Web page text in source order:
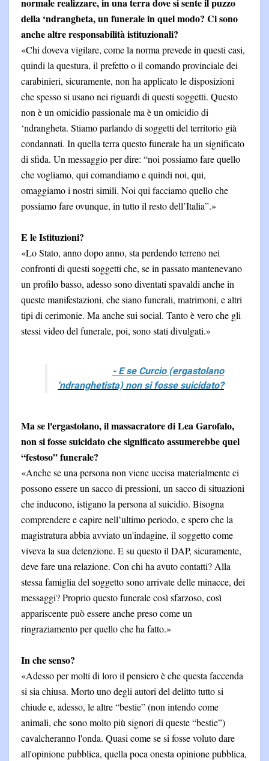
normale realizzare, in una terra dove si sente il puzzo
della ‘ndrangheta, un funerale in quel modo? Ci sono
anche altre responsabilità istituzionali?
«Chi doveva vigilare, come la norma prevede in questi casi,
quindi la questura, il prefetto o il comando provinciale dei
carabinieri, sicuramente, non ha applicato le disposizioni
che spesso si usano nei riguardi di questi soggetti. Questo
non è un omicidio passionale ma è un omicidio di
‘ndrangheta. Stiamo parlando di soggetti del territorio già
condannati. In quella terra questo funerale ha un significato
di sfida. Un messaggio per dire: “noi possiamo fare quello
che vogliamo, qui comandiamo e quindi noi, qui,
omaggiamo i nostri simili. Noi qui facciamo quello che
possiamo fare ovunque, in tutto il resto dell’Italia”.»
E le Istituzioni?
«Lo Stato, anno dopo anno, sta perdendo terreno nei
confronti di questi soggetti che, se in passato mantenevano
un profilo basso, adesso sono diventati spavaldi anche in
queste manifestazioni, che siano funerali, matrimoni, e altri
tipi di cerimonie. Ma anche sui social. Tanto è vero che gli
stessi video del funerale, poi, sono stati divulgati.»
- E se Curcio (ergastolano
'ndranghetista) non si fosse suicidato?
Ma se l'ergastolano, il massacratore di Lea Garofalo,
non si fosse suicidato che significato assumerebbe quel
“festoso” funerale?
«Anche se una persona non viene uccisa materialmente ci
possono essere un sacco di pressioni, un sacco di situazioni
che inducono, istigano la persona al suicidio. Bisogna
comprendere e capire nell’ultimo periodo, e spero che la
magistratura abbia avviato un'indagine, il soggetto come
viveva la sua detenzione. E su questo il DAP, sicuramente,
deve fare una relazione. Con chi ha avuto contatti? Alla
stessa famiglia del soggetto sono arrivate delle minacce, dei
messaggi? Proprio questo funerale così sfarzoso, così
appariscente può essere anche preso come un
ringraziamento per quello che ha fatto.»
In che senso?
«Adesso per molti di loro il pensiero è che questa faccenda
si sia chiusa. Morto uno degli autori del delitto tutto si
chiude e, adesso, le altre “bestie” (non intendo come
animali, che sono molto più signori di queste “bestie”)
cavalcheranno l'onda. Quasi come se si fosse voluto dare
all'opinione pubblica, quella poca onesta opinione pubblica,